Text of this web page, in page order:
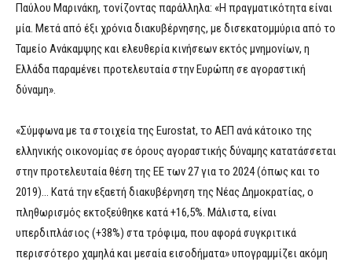
Παύλου Μαρινάκη, τονίζοντας παράλληλα: «Η πραγματικότητα είναι
μία. Μετά από έξι χρόνια διακυβέρνησης, με δισεκατομμύρια από το
Ταμείο Ανάκαμψης και ελευθερία κινήσεων εκτός μνημονίων, η
Ελλάδα παραμένει προτελευταία στην Ευρώπη σε αγοραστική
δύναμη».
«Σύμφωνα με τα στοιχεία της Eurostat, το ΑΕΠ ανά κάτοικο της
ελληνικής οικονομίας σε όρους αγοραστικής δύναμης κατατάσσεται
στην προτελευταία θέση της ΕΕ των 27 για το 2024 (όπως και το
2019)… Κατά την εξαετή διακυβέρνηση της Νέας Δημοκρατίας, ο
πληθωρισμός εκτοξεύθηκε κατά +16,5%. Μάλιστα, είναι
υπερδιπλάσιος (+38%) στα τρόφιμα, που αφορά συγκριτικά
περισσότερο χαμηλά και μεσαία εισοδήματα» υπογραμμίζει ακόμη